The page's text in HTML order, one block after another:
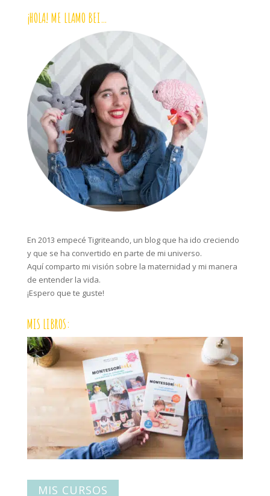
¡HOLA! ME LLAMO BEI…
En 2013 empecé Tigriteando, un blog que ha ido creciendo
y que se ha convertido en parte de mi universo.
Aquí comparto mi visión sobre la maternidad y mi manera
de entender la vida.
¡Espero que te guste!
MIS LIBROS:
MIS CURSOS